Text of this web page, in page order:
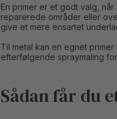
En primer er et godt valg,
reparerede områder eller
give et mere ensartet
Til metal kan en egnet
efterfølgende spraymaling
Sådan får du